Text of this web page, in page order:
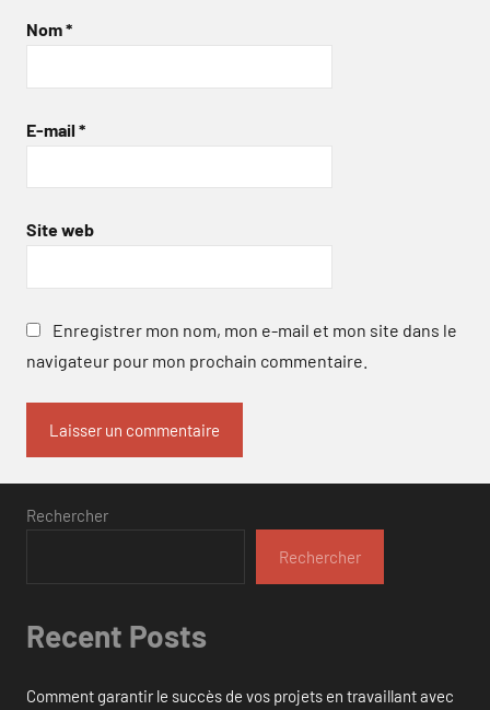
Nom*
E-mail *
Site web
Enregistrer mon nom, mon e-mail et mon site dans le
navigateur pour mon prochain commentaire.
Rechercher
Rechercher
Recent Posts
Comment garantir le succès de vos projets en travaillant avec